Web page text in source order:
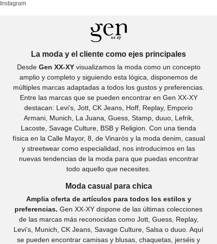
Instagram
La moda y el cliente como ejes principales
Desde Gen XX-XYvisualizamos la moda como un concepto
amplio y completo y siguiendo esta lógica, disponemos de
múltiples marcas adaptadas a todos los gustos y preferencias.
Entre las marcas que se pueden encontrar en Gen XX-XY
destacan: Levi’s, Jott, CK Jeans, Hoff, Replay, Emporio
Armani, Munich, La Juana, Guess, Stamp, duuo, Lefrik,
Lacoste, Savage Culture, BSB y Religion. Con una tienda
física en la Calle Mayor, 8, de Vinaròs y la moda denim, casual
y streetwear como especialidad, nos introducimos en las
nuevas tendencias de la moda para que puedas encontrar
todo aquello que necesites.
Moda casual para chica
Amplia oferta de artículos para todos los estilos y
preferencias. Gen XX-XY dispone de las últimas colecciones
de las marcas más reconocidas como Jott, Guess, Replay,
Levi’s, Munich, CK Jeans, Savage Culture, Salsa o duuo. Aquí
se pueden encontrar camisas y blusas, chaquetas, jerséis y